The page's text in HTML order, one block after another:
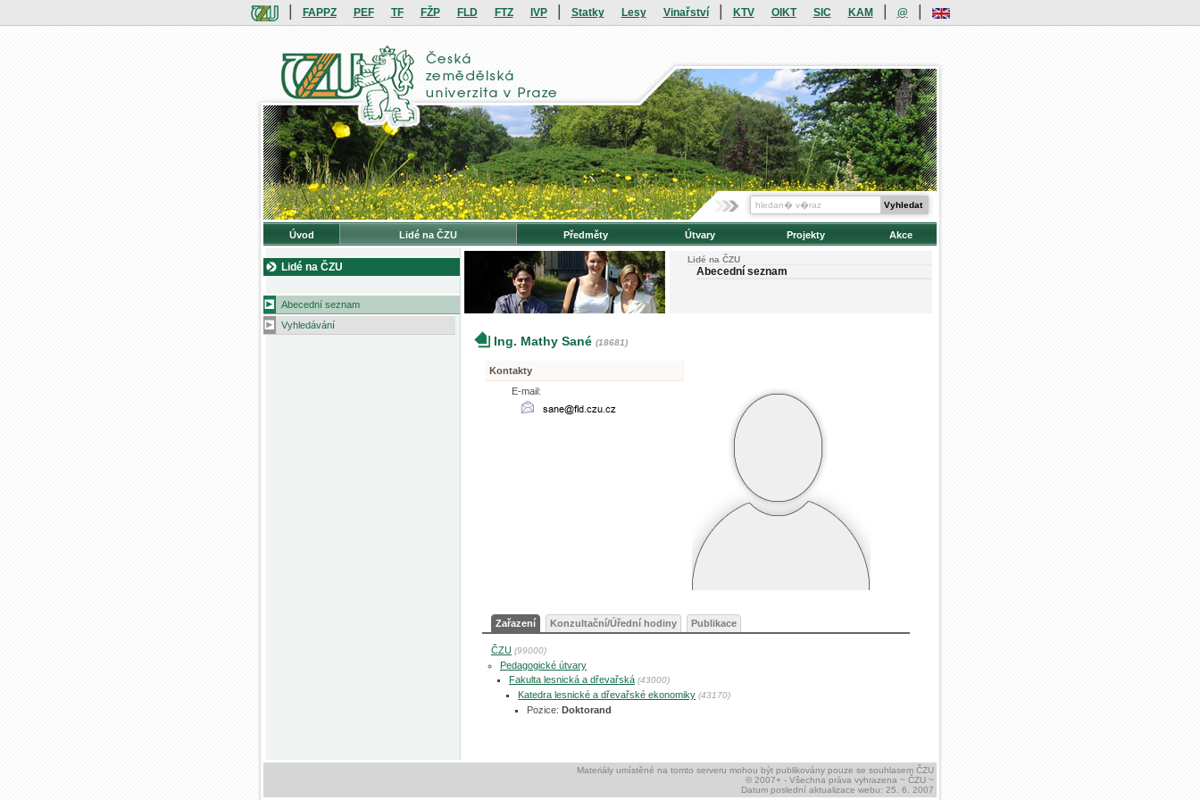
FAPPZ PEF TF FŽP FLD FTZ IVP Statky Lesy Vinařství KTV OIKT SIC KAM @
Úvod Lidé na ČZU Předměty Útvary Projekty Akce
Lidé na ČZU
Abecední seznam
Vyhledávání
Lidé na ČZU
Abecední seznam
Ing. Mathy Sané (18681)
Kontakty
E-mail:
Zařazení Konzultační/Úřední hodiny Publikace
ČZU (99000)
Pedagogické útvary
Fakulta lesnická a dřevařská (43000)
Katedra lesnické a dřevařské ekonomiky (43170)
Pozice: Doktorand
Materiály umístěné na tomto serveru mohou být publikovány pouze se souhlasem ČZU
© 2007+ - Všechna práva vyhrazena ~ ČZU ~
Datum poslední aktualizace webu: 25. 6. 2007